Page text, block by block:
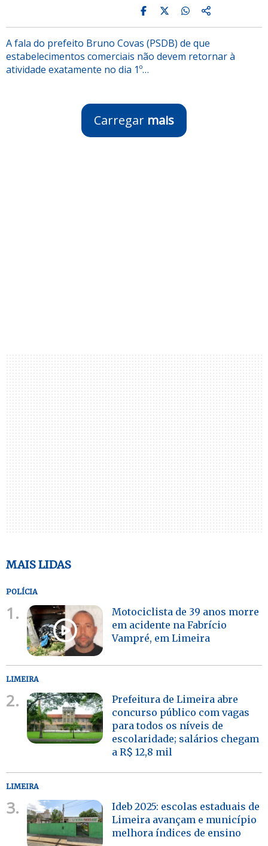
A fala do prefeito Bruno Covas (PSDB) de que
estabelecimentos comerciais não devem retornar à
atividade exatamente no dia 1º…
Carregar mais
MAIS LIDAS
POLÍCIA
1.
Motociclista de 39 anos morre
em acidente na Fabrício
Vampré, em Limeira
LIMEIRA
2.
Prefeitura de Limeira abre
concurso público com vagas
para todos os níveis de
escolaridade; salários chegam
a R$ 12,8 mil
LIMEIRA
3.
Ideb 2025: escolas estaduais de
Limeira avançam e município
melhora índices de ensino